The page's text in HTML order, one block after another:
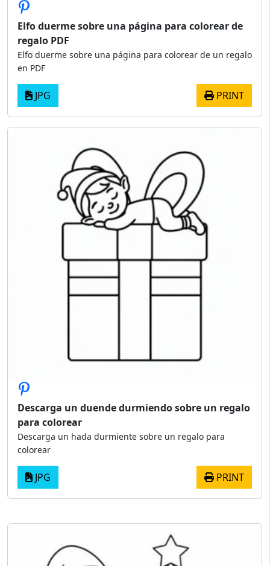
Elfo duerme sobre una página para colorear de
regalo PDF
Elfo duerme sobre una página para colorear de un regalo
en PDF
JPG PRINT
Descarga un duende durmiendo sobre un regalo
para colorear
Descarga un hada durmiente sobre un regalo para
colorear
JPG PRINT